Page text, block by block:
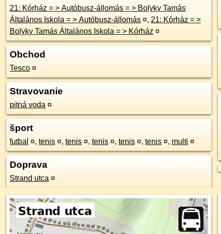
21: Kórház = > Autóbusz-állomás = > Bolyky Tamás
Általános Iskola = > Autóbusz-állomás ¤, 21: Kórház = >
Bolyky Tamás Általános Iskola = > Kórház ¤
Obchod
Tesco ¤
Stravovanie
pitná voda ¤
šport
futbal ¤, tenis ¤, tenis ¤, tenis ¤, tenis ¤, tenis ¤, multi ¤
Doprava
Strand utca ¤